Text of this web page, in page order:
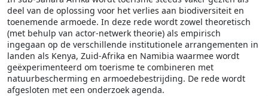
deel van de oplossing voor het verlies aan biodiversiteit en
toenemende armoede. In deze rede wordt zowel theoretisch
(met behulp van actor-netwerk theorie) als empirisch
ingegaan op de verschillende institutionele arrangementen in
landen als Kenya, Zuid-Afrika en Namibia waarmee wordt
geëxperimenteerd om toerisme te combineren met
natuurbescherming en armoedebestrijding. De rede wordt
afgesloten met een onderzoek agenda.